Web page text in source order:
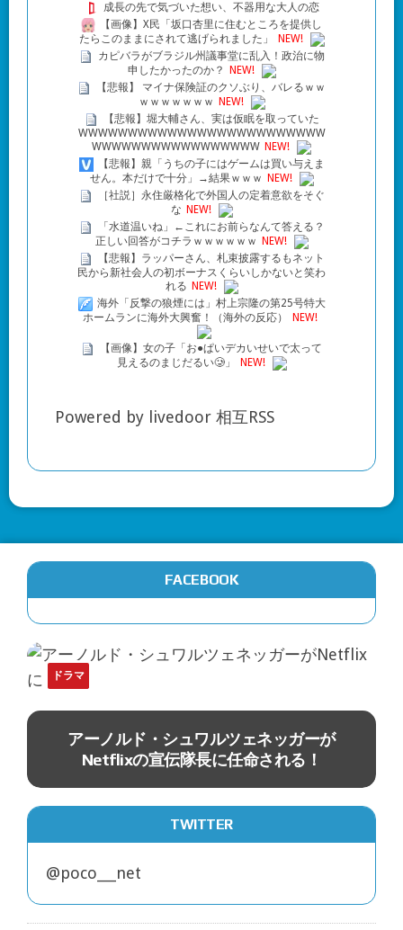
成長の先で気づいた想い、不器用な大人の恋
【画像】X民「坂口杏里に住むところを提供し
たらこのままにされて逃げられました」
NEW!
カピバラがブラジル州議事堂に乱入！政治に物
申したかったのか？
NEW!
【悲報】 マイナ保険証のクソぶり、バレるｗｗ
ｗｗｗｗｗｗｗ
NEW!
【悲報】堀大輔さん、実は仮眠を取っていた
WWWWWWWWWWWWWWWWWWWWWWWWW
WWWWWWWWWWWWWWWWW NEW!
【悲報】親「うちの子にはゲームは買い与えま
せん。本だけで十分」→結果ｗｗｗ
NEW!
［社説］永住厳格化で外国人の定着意欲をそぐ
な NEW!
「水道温いね」←これにお前らなんて答える？
正しい回答がコチラｗｗｗｗｗｗ
NEW!
【悲報】ラッパーさん、札束披露するもネット
民から新社会人の初ボーナスくらいしかないと笑わ
れる NEW!
海外「反撃の狼煙には」村上宗隆の第25号特大
ホームランに海外大興奮！（海外の反応）
NEW!
【画像】女の子「お●ぱいデカいせいで太って
見えるのまじだるい🥲」
NEW!
Powered by livedoor 相互RSS
FACEBOOK
ドラマ
アーノルド・シュワルツェネッガーが
Netflixの宣伝隊長に任命される！
TWITTER
@poco___net